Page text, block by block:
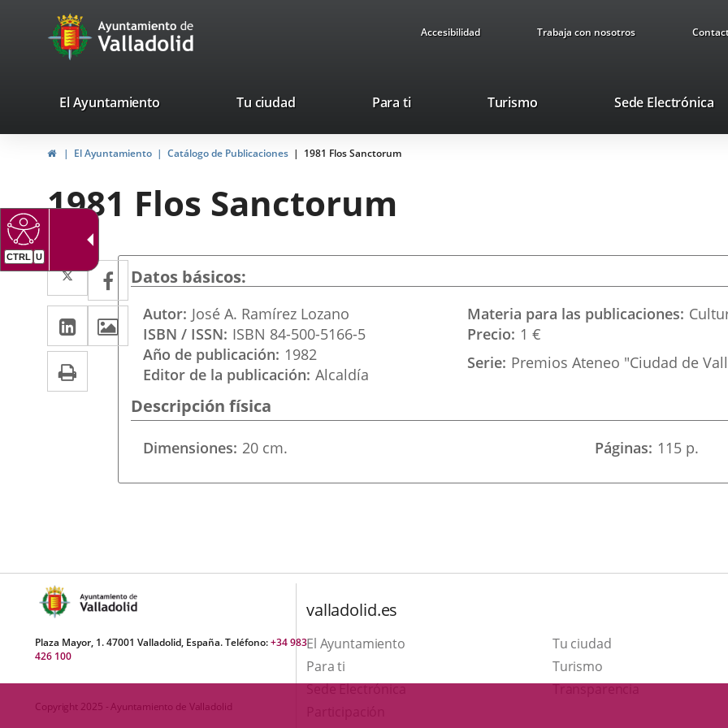
Portal
Web
Ayuntamiento
de
Accesibilidad Trabaja con nosotros
valladolid.es
El Ayuntamiento Tu ciudad Para ti TurismoThis
will
Sede Electrónica
HomeEl Ayuntamiento Catálogo de Publicaciones 1981 Flos Sanctorum
1981 Flos Sanctorum
Twitter
Enlace
a
una
aplicación
externa.
Facebook
Enlace
a
una
aplicación
externa.
Linkedin
Enlace
a
una
aplicación
externa.
Images
Datos básicos
Autor José A. Ramírez Lozano
ISBN / ISSN ISBN 84-500-5166-5
Año de publicación 1982
Editor de la publicación Alcaldía
Materia para las publicaciones
Precio 1 €
Serie Premios Ateneo "Ciudad de
Descripción física
Dimensiones 20 cm. Páginas 115 p.
Plaza Mayor, 1. 47001 Valladolid, España. Teléfono:+34 983
426 100
Copyright 2025 - Ayuntamiento de Valladolid
valladolid.es
El Ayuntamiento
Tu ciudad
Para ti
TurismoThis
link
Sede ElectrónicaLink
Transparencia